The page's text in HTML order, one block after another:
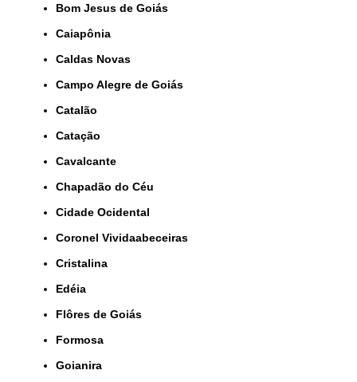
Bom Jesus de Goiás
Caiapônia
Caldas Novas
Campo Alegre de Goiás
Catalão
Catação
Cavalcante
Chapadão do Céu
Cidade Ocidental
Coronel Vividaabeceiras
Cristalina
Edéia
Flôres de Goiás
Formosa
Goianira